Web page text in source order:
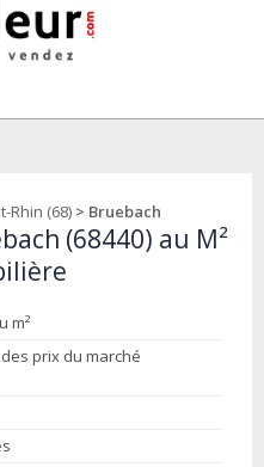
Rhin (68) > Bruebach
(68440) au M²
m²
prix du marché